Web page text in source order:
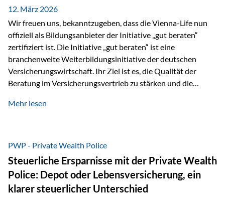
zwischen Erben Liquiditätsprobleme bei Immobilien…
12. März 2026
Wir freuen uns, bekanntzugeben, dass die Vienna-Life nun
offiziell als Bildungsanbieter der Initiative „gut beraten“
zertifiziert ist. Die Initiative „gut beraten“ ist eine
branchenweite Weiterbildungsinitiative der deutschen
Versicherungswirtschaft. Ihr Ziel ist es, die Qualität der
Beratung im Versicherungsvertrieb zu stärken und die
Personen transparent zu dokumentieren. Seit der
Stunden pro Jahr für vertrieblich tätige Personen in der
Versicherungsbranche. Über die Weiterbildungsdatenbank
von „gut beraten“ können absolvierte Bildungsmaßnahmen
zentral erfasst und dokumentiert werden. „gut beraten“
zertifiziert Als zertifizierter Bildungsanbieter können unsere
Mehr lesen
PWP - Private Wealth Police
Steuerliche Ersparnisse mit der Private Wealth
Police: Depot oder Lebensversicherung, ein
klarer steuerlicher Unterschied